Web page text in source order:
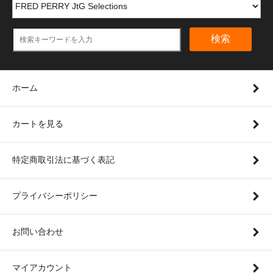
検索
ホーム
カートを見る
特定商取引法に基づく表記
プライバシーポリシー
お問い合わせ
マイアカウント